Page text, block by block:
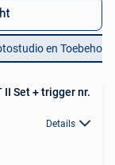
en
II Set + trigger nr.
Details